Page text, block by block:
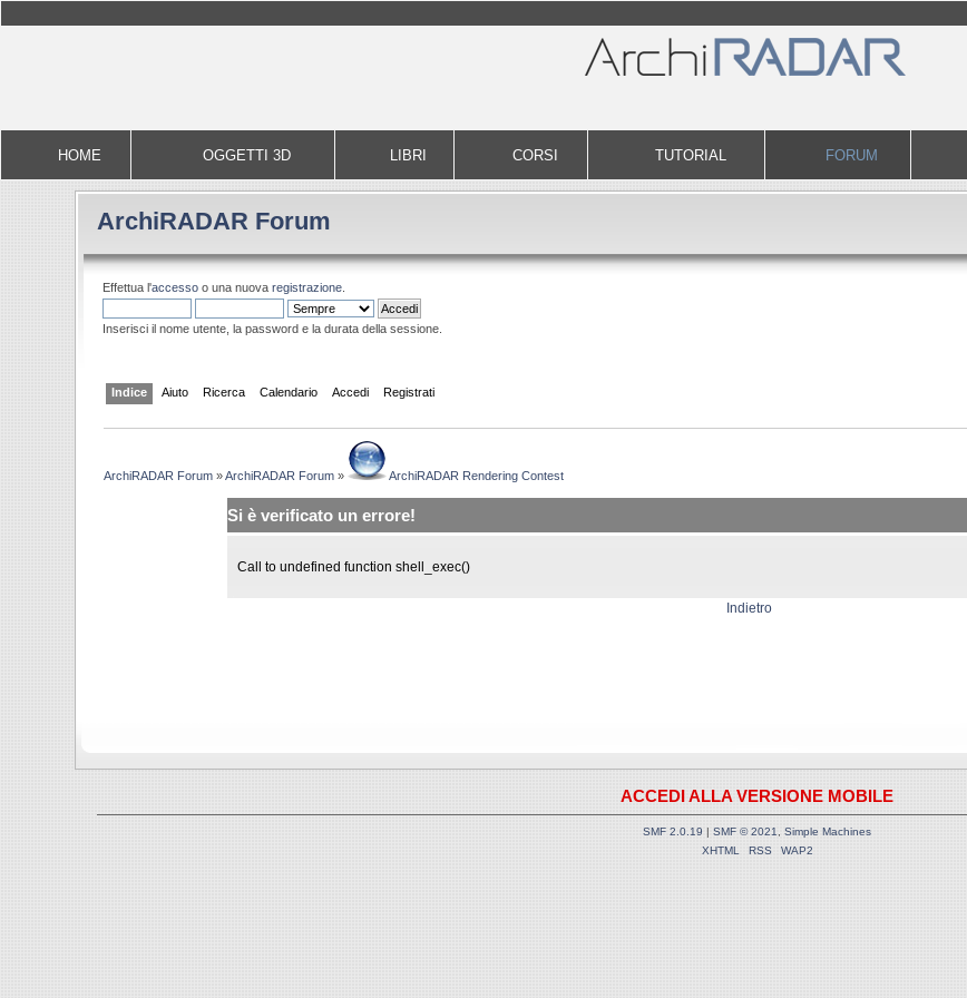
HOME OGGETTI 3D LIBRI CORSI TUTORIAL FORUM
ArchiRADAR Forum
Effettua l'accesso o una nuovaregistrazione.
Inserisci il nome utente, la password e la durata della sessione.
Indice Aiuto Ricerca Calendario Accedi Registrati
ArchiRADAR Forum »ArchiRADAR Forum » ArchiRADAR Rendering Contest
Si è verificato un errore!
Call to undefined function shell_exec()
Indietro
ACCEDI ALLA VERSIONE MOBILE
SMF 2.0.19 | SMF © 2021
Simple Machines
XHTML
RSS WAP2